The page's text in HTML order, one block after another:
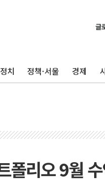
정치 정책·서울 경제
폴리오 9월